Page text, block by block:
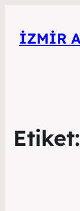
İZMIR
Etiket: